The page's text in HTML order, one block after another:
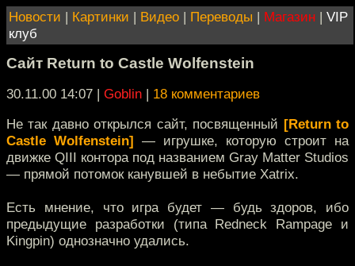
Новости | Картинки | Видео | Переводы | Магазин | VIP
клуб
Сайт Return to Castle Wolfenstein
30.11.00 14:07 | Goblin | 18 комментариев
Не так давно открылся сайт, посвященный [Return to
Castle Wolfenstein] — игрушке, которую строит на
движке QIII контора под названием Gray Matter Studios
— прямой потомок канувшей в небытие Xatrix.
Есть мнение, что игра будет — будь здоров, ибо
предыдущие разработки (типа Redneck Rampage и
Kingpin) однозначно удались.